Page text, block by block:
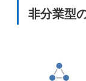
非分業型